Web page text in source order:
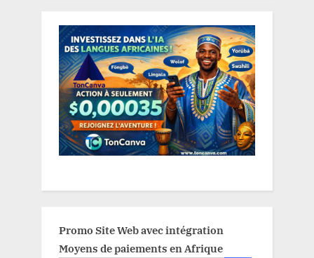
Promo Site Web avec intégration
Moyens de paiements en Afrique